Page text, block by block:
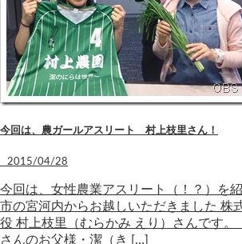
今回は、農ガールアスリート 村上枝里さん！
2015/04/28
今回は、女性農業アスリート（！？）を
市の宮河内からお越しいただきました 株
役 村上枝里（むらかみ えり）さんです
さんのお父様・潔（き […]